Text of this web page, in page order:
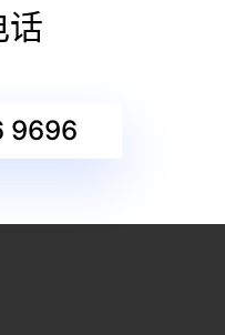
话
9696